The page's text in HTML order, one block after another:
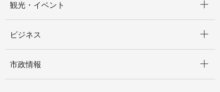
観光・イベント
ビジネス
市政情報